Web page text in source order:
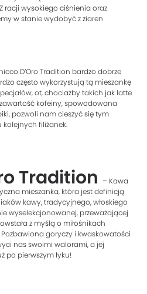
racji wysokiego ciśnienia oraz
w stanie wydobyć z ziaren
D’Oro Tradition bardzo dobrze
często wykorzystują tą mieszankę
ot, chociażby takich jak latte
kofeiny, spowodowana
pozwoli nam cieszyć się tym
filiżanek.
Tradition – Kawa
mieszanka, która jest definicją
kawy, tradycyjnego, włoskiego
wyselekcjonowanej, przeważającej
z myślą o miłośnikach
Pozbawiona goryczy i kwaskowatości
nas swoimi walorami, a jej
po pierwszym łyku!